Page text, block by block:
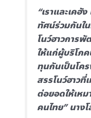
“เราและเคฮั
ทัศน์ร่วมกันใ
โนว์ฮาวการ
ให้แก่ผู้บริโภ
ทุนกันเป็นโคร
สรรโนว์ฮาวที่
ต่อยอดให้เห
คนไทย” นาง